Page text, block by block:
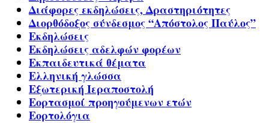
Διάφορες εκδηλώσεις, Δραστηριότητες
Διορθόδοξος σύνδεσμος “Απόστολος Παύλος”
Εκδηλώσεις
Εκδηλώσεις αδελφών φορέων
Εκπαιδευτικά θέματα
Ελληνική γλώσσα
Εξωτερική Ιεραποστολή
Εορτασμοί προηγούμενων ετών
Εορτολόγια